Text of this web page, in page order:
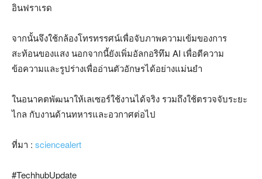
อินฟราเรด
จากนั้นจึงใช้กล้องโทรทรรศน์เพื่อจับภาพความเข้มของการ
สะท้อนของแสง นอกจากนี้ยังเพิ่มอัลกอริทึม AI เพื่อตีความ
ข้อความและรูปร่างเพื่ออ่านตัวอักษรได้อย่างแม่นยำ
ในอนาคตพัฒนาให้เลเซอร์ใช้งานได้จริง รวมถึงใช้ตรวจจับระยะ
ไกล กับงานด้านทหารและอวกาศต่อไป
ที่มา : sciencealert
#TechhubUpdate